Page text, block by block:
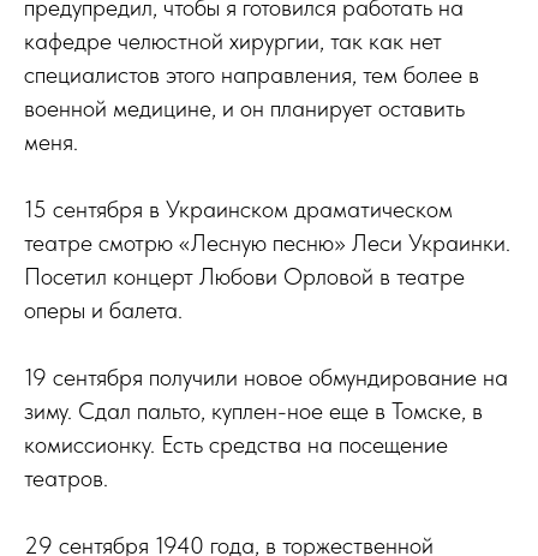
предупредил, чтобы я готовился работать на
кафедре челюстной хирургии, так как нет
специалистов этого направления, тем более в
военной медицине, и он планирует оставить
меня.
15 сентября в Украинском драматическом
театре смотрю «Лесную песню» Леси Украинки.
Посетил концерт Любови Орловой в театре
оперы и балета.
19 сентября получили новое обмундирование на
зиму. Сдал пальто, куплен-ное еще в Томске, в
комиссионку. Есть средства на посещение
театров.
29 сентября 1940 года, в торжественной